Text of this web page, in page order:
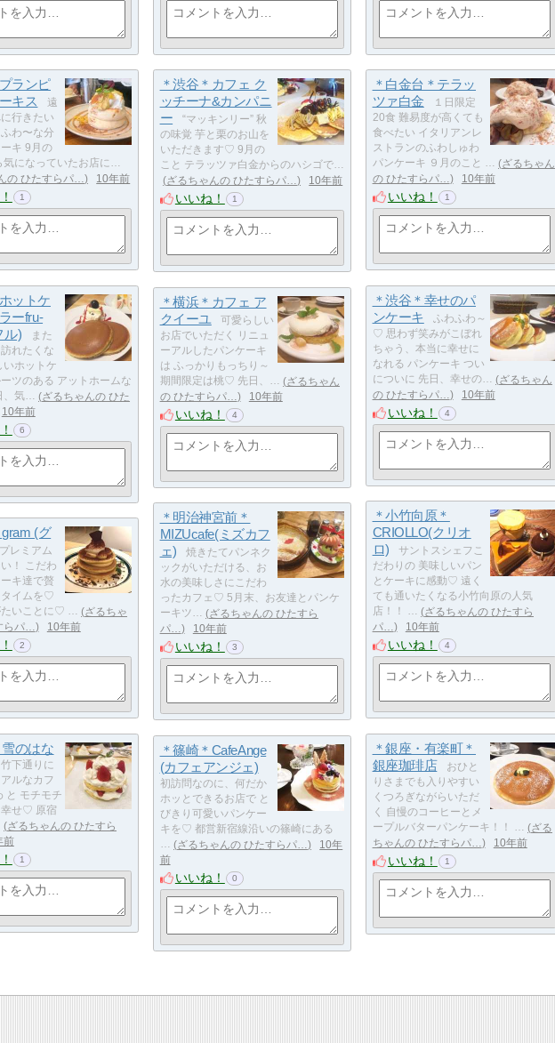
ランピ
キス
遠
行きたい
わ〜な分
キ 9月の
気になっていたお店に…
の ひたすらパ…
10年前
1
＊渋谷＊カフェ ク
ッチーナ&カンパニ
ー
“マッキンリー” 秋
の味覚 芋と栗のお山を
いただきます♡ 9月の
こと テラッツァ白金からのハシゴで…
ざるちゃんの ひたすらパ…
10年前
いいね！ 1
＊白金台＊テラッ
ツァ白金
１日限定
20食 難易度が高くても
食べたい イタリアンレ
ストランのふわしゅわ
パンケーキ ９月のこと …
ざるちゃん
の ひたすらパ…
10年前
いいね！ 1
ットケ
ーfru-
ル)
また
れたくな
ホットケ
ツのある アットホームな
、気…
ざるちゃんの ひた
10年前
6
＊渋谷＊幸せのパ
ンケーキ
ふわふわ～
♡ 思わず笑みがこぼれ
ちゃう、本当に幸せに
なれる パンケーキ つい
についに 先日、幸せの…
ざるちゃん
の ひたすらパ…
10年前
いいね！ 4
＊横浜＊カフェ ア
クイーユ
可愛らしい
お店でいただく リニュ
ーアルしたパンケーキ
は ふっかりもっちり～
期間限定は桃♡ 先日、…
ざるちゃん
の ひたすらパ…
10年前
いいね！ 4
＊小竹向原＊
CRIOLLO(クリオ
ロ)
サントスシェフこ
だわりの 美味しいパン
とケーキに感動♡ 遠く
ても通いたくなる小竹向原の人気
店！！ …
ざるちゃんの ひたすら
パ…
10年前
いいね！ 4
＊明治神宮前＊
MIZUcafe(ミズカフ
ェ)
焼きたてパンネク
ックがいただける、お
水の美味しさにこだわ
ったカフェ♡ 5月末、お友達とパンケ
ーキツ…
ざるちゃんの ひたすら
パ…
10年前
いいね！ 3
gram (グ
プレミアム
！ こだわ
キ達で贅
タイムを♡
たいことに♡ …
ざるちゃ
らパ…
10年前
2
雪のはな
下通りに
ルなカフ
と モチモチ
幸せ♡ 原宿
ざるちゃんの ひたすら
前
1
＊銀座・有楽町＊
銀座珈琲店
おひと
りさまでも入りやすい
くつろぎながらいただ
く 自慢のコーヒーとメ
ープルバターパンケーキ！！ …
ざる
ちゃんの ひたすらパ…
10年前
いいね！ 1
＊篠崎＊CafeAnge
(カフェアンジェ)
初訪問なのに、何だか
ホッとできるお店で と
びきり可愛いパンケー
キを♡ 都営新宿線沿いの篠崎にある
…
ざるちゃんの ひたすらパ…
10年
前
いいね！ 0